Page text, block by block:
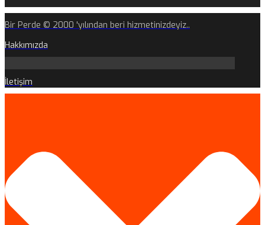
Bir Perde © 2000 'yılından beri hizmetinizdeyiz..
Hakkımızda
İletişim